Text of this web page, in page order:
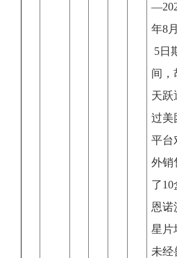
年8
5日
间，
天跃
过美
平台
外销
了10
恩诺
星片
未经